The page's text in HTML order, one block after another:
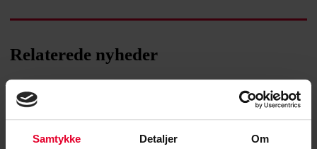
Samtykke Detaljer Om
Relaterede nyheder